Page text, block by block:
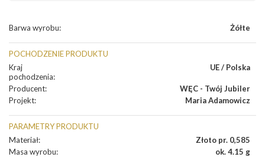
Barwa wyrobu: Żółte
POCHODZENIE PRODUKTU
Kraj
pochodzenia:
UE / Polska
Producent:
WĘC - Twój Jubiler
Projekt: Maria Adamowicz
PARAMETRY PRODUKTU
Materiał:
Złoto pr. 0,585
Masa wyrobu: ok. 4.15 g